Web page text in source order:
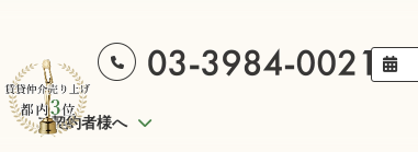
ご契約者様へ